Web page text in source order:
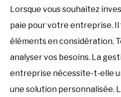
Lorsque vous souhaitez
paie pour votre entreprise.
éléments en considération.
analyser vos besoins. La
entreprise nécessite-t-elle
une solution personnalisée.